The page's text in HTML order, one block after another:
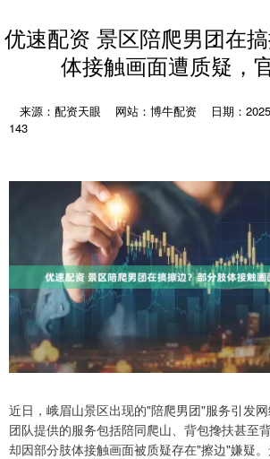
优速配资 景区陪爬男团在
体接触画面遭质疑，
来源：配资天眼 网站：博牛配资 日期：
143
近日，峨眉山景区出现的"陪爬男团"服务引发
团队提供的服务包括陪同爬山、背包搀扶甚至
却因部分肢体接触画面被质疑存在"擦边"嫌疑。